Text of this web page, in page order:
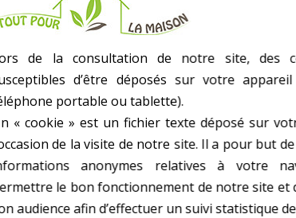
COMPLET - BOCAL ET
CARTOUCHE
FILTRE
de la consultation de notre site, des
d’être déposés sur votre
portable ou tablette).
« cookie » est un fichier texte déposé sur
de la visite de notre site. Il a pour but
anonymes relatives à votre
le bon fonctionnement de notre site et
audience afin d’effectuer un suivi statistique